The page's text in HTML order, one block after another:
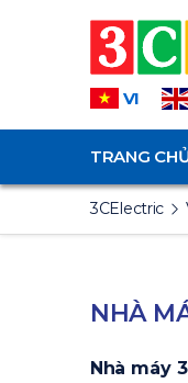
VI
TRANG
3CElectric
NHÀ
Nhà máy